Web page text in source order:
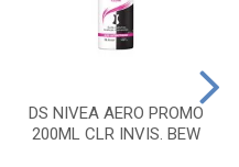
DS NIVEA AERO PROMO
200ML CLR INVIS. BEW